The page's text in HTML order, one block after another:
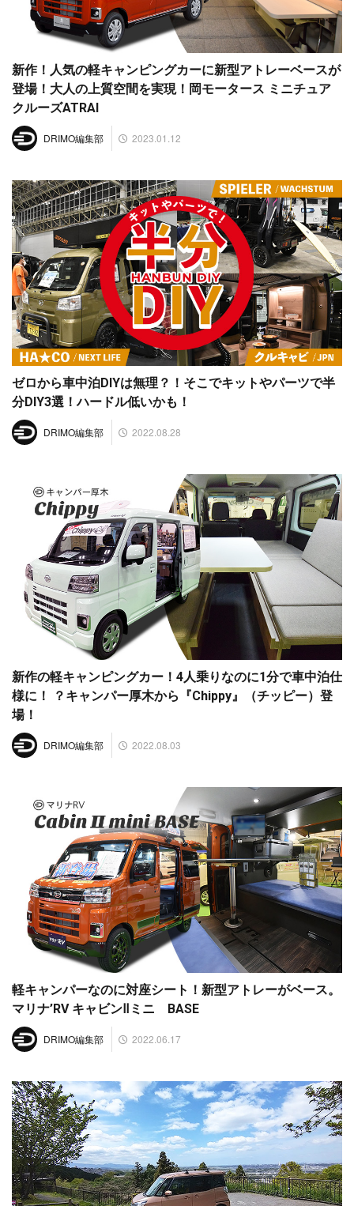
新作！人気の軽キャンピングカーに新型アトレーベースが
登場！大人の上質空間を実現！岡モータース ミニチュア
クルーズATRAI
DRIMO編集部 2023.01.12
ゼロから車中泊DIYは無理？！そこでキットやパーツで半
分DIY3選！ハードル低いかも！
DRIMO編集部 2022.08.28
新作の軽キャンピングカー！4人乗りなのに1分で車中泊仕
様に！ ？キャンパー厚木から『Chippy』（チッピー）登
場！
DRIMO編集部 2022.08.03
軽キャンパーなのに対座シート！新型アトレーがベース。
マリナ’RV キャビンⅡミニ BASE
DRIMO編集部 2022.06.17